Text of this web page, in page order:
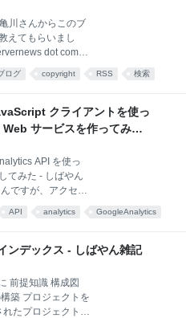
した瞬間であっ
Shibamura
このブログでお金
てなブログ Pro 代
川さんからこのブ
えてもらいまし
dot comっ
ではでてこないけ
(@kkamegawa)
をかけて対応して
るサイトを見たと
て、全文を取得
、正直評判は良
の記事がパクられ
クリプトを書いて
記事が無断で全文
ログ copyright RSS 検索
クライアントを使っ
サービスを作ってみた -
API を使っ
てみた - しばやん
ですが、アクセス
にサービス化して
ドロップダウンか
し、生成ボタン
数秒後には実行結
で出力されるの
装の話 Google
API analytics GoogleAnalytics
ンデックス - しばやん雑記
前提知識 構成図
築 プロジェクトを
たプロジェクトを